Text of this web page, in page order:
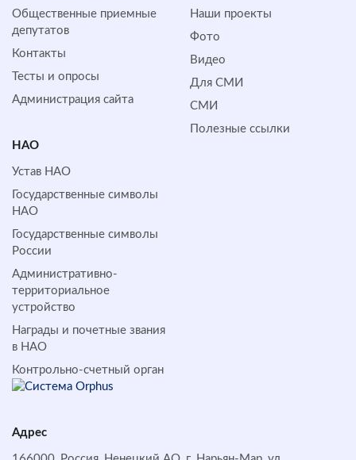
Общественные приемные
депутатов
Контакты
Тесты и опросы
Администрация сайта
Наши проекты
Фото
Видео
Для СМИ
СМИ
Полезные ссылки
НАО
Устав НАО
Государственные символы
НАО
Государственные символы
России
Административно-
территориальное
устройство
Награды и почетные звания
в НАО
Контрольно-счетный орган
Адрес